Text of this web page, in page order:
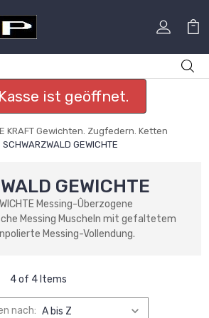
ist geöffnet.
KRAFT Gewichten. Zugfedern. Ketten
SCHWARZWALD GEWICHTE
GEWICHTE
Messing-Ûberzogene
Messing Muscheln mit gefaltetem
Messing-Vollendung.
4 of 4 Items
nach: